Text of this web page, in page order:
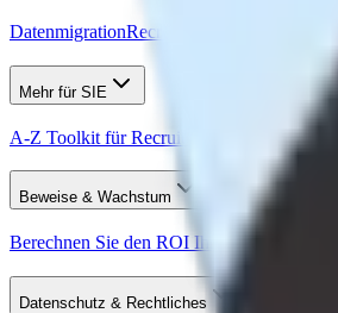
DatenmigrationRecruit CRM API
Mehr für SIE
A-Z Toolkit für Recruiter Kostenlose KI-
Beweise & Wachstum
Berechnen Sie den ROI Ihres ATS
Datenschutz & Rechtliches